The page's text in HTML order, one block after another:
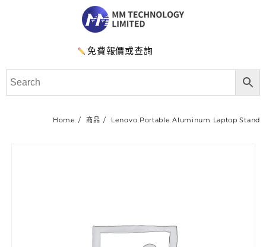
免費報價或查詢
Home 商品 Lenovo Portable Aluminum Laptop Stand